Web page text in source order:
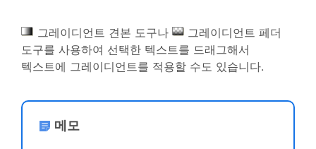
그레이디언트 견본 도구나
그레이디언트 페더
도구를 사용하여 선택한 텍스트를 드래그해서
텍스트에 그레이디언트를 적용할 수도 있습니다.
메모